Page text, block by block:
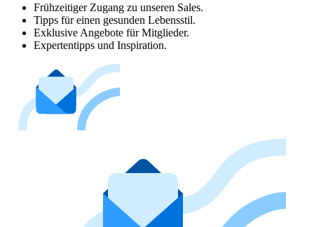
Frühzeitiger Zugang zu unseren Sales.
Tipps für einen gesunden Lebensstil.
Exklusive Angebote für Mitglieder.
Expertentipps und Inspiration.